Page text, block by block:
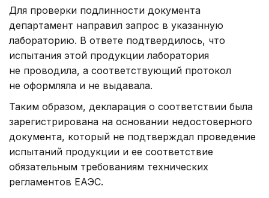
Для проверки подлинности документа
департамент направил запрос в указанную
лабораторию. В ответе подтвердилось, что
испытания этой продукции лаборатория
не проводила, а соответствующий протокол
не оформляла и не выдавала.
Таким образом, декларация о соответствии была
зарегистрирована на основании недостоверного
документа, который не подтверждал проведение
испытаний продукции и ее соответствие
обязательным требованиям технических
регламентов ЕАЭС.